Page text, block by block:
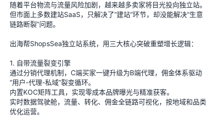
随着平台物流与流量风险加剧，越来越多卖家将目光投向独立站。
但市面上多数建站SaaS，只解决了“建站”环节，却没能解决“生意
链路断裂”问题。
出海帮ShopsSea独立站系统，用三大核心突破重塑增长逻辑：
1. 自带流量裂变引擎
通过分销代理机制，C端买家一键升级为B端代理，佣金体系驱动
“用户-代理-私域”裂变循环。
内置KOC矩阵工具，实现零成本品牌曝光与精准获客。
实时数据驾驶舱，流量、转化、佣金全链路可视化，按地域和品类
优化运营。